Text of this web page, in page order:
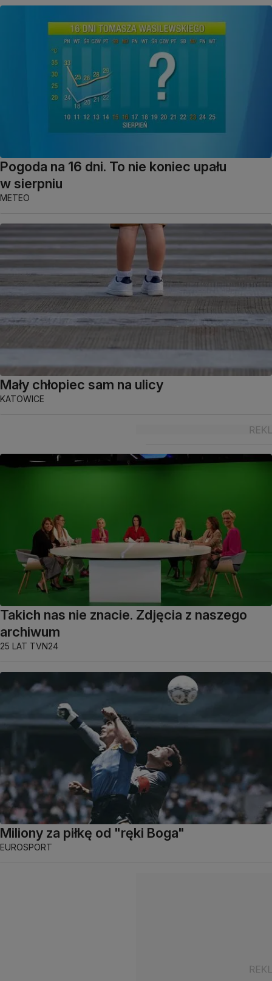
Pogoda na 16 dni. To nie koniec upału
w sierpniu
METEO
Mały chłopiec sam na ulicy
KATOWICE
Takich nas nie znacie. Zdjęcia z naszego
archiwum
25 LAT TVN24
Miliony za piłkę od "ręki Boga"
EUROSPORT